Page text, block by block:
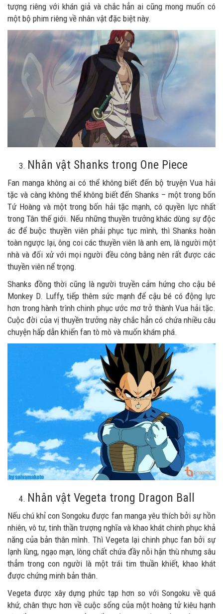
tượng riêng với khán giả và chắc hẳn ai cũng mong muốn có
một bộ phim riêng về nhân vật đặc biệt này.
Nhân vật Shanks trong One Piece
Fan manga không ai có thể không biết đến bộ truyện Vua hải
tặc và càng không thể không biết đến Shanks – một trong bốn
Tứ Hoàng và một trong bốn hải tặc mạnh, có quyền lực nhất
trong Tân thế giới. Nếu những thuyền trưởng khác dùng sự độc
ác để buộc thuyền viên phải phục tục mình, thì Shanks hoàn
toàn ngược lại, ông coi các thuyền viên là anh em, là người một
nhà và đối xử với mọi người đều công bằng nên rất được các
thuyền viên nể trọng.
Shanks đồng thời cũng là người truyền cảm hứng cho cậu bé
Monkey D. Luffy, tiếp thêm sức mạnh để cậu bé có động lực
hơn trong hành trình chinh phục ước mơ trở thành Vua hải tặc.
Cuộc đời của vị thuyền trưởng này chắc hẳn có chứa nhiều câu
chuyện hấp dẫn khiến fan tò mò và muốn khám phá.
Nhân vật Vegeta trong Dragon Ball
Nếu chú khỉ con Songoku được fan manga yêu thích bởi sự hồn
nhiên, vô tư, tinh thần trượng nghĩa và khao khát chinh phục khả
năng của bản thân mình. Thì Vegeta lại chinh phục fan bởi sự
lạnh lùng, ngạo mạn, lòng chất chứa đầy nỗi hận thù nhưng sâu
thẳm trong con người là một trái tim thuần khiết, khao khát
được chứng minh bản thân.
Vegeta được xây dựng phức tạp hơn so với Songoku về quá
khứ, chân thực hơn về cuộc sống của một hoàng tử kiêu hạnh